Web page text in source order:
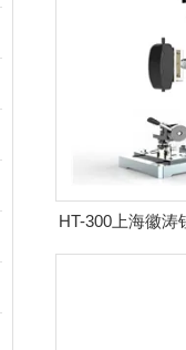
HT-300上海徽涛